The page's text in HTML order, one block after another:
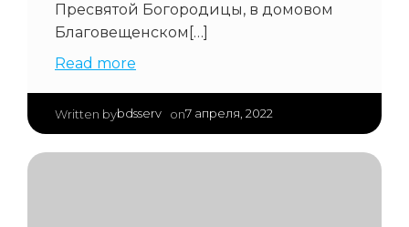
Пресвятой Богородицы, в домовом
Благовещенском[…]
Read more
Written bybdsserv on7 апреля, 2022